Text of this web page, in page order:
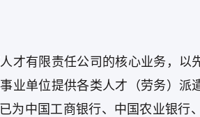
才有限责任公司的核心业务，以
业单位提供各类人才（劳务）派
为中国工商银行、中国农业银行